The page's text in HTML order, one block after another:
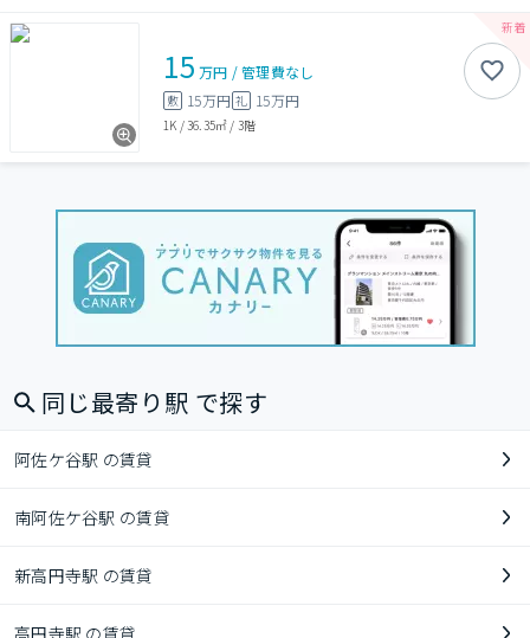
15 万円 /管理費なし
敷 15万円 礼 15万円
1K /36.35㎡ / 3階
同じ最寄り駅 で探す
阿佐ケ谷駅 の賃貸
南阿佐ケ谷駅 の賃貸
新高円寺駅 の賃貸
高円寺駅 の賃貸